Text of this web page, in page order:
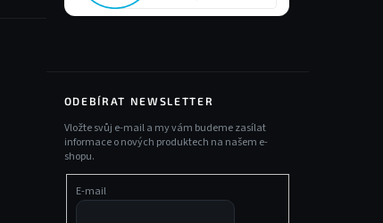
ODEBÍRAT NEWSLETTER
Vložte svůj e-mail a my vám budeme zasílat
informace o nových produktech na našem e-
shopu.
E-mail